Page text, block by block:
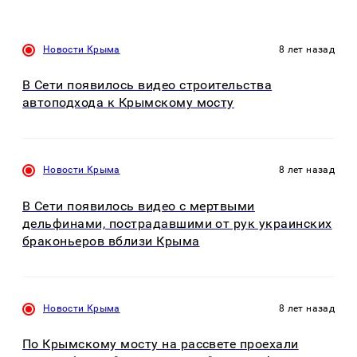
Новости Крыма 8 лет назад
В Сети появилось видео строительства
автоподхода к Крымскому мосту
Новости Крыма 8 лет назад
В Сети появилось видео с мертвыми
дельфинами, пострадавшими от рук украинских
браконьеров вблизи Крыма
Новости Крыма 8 лет назад
По Крымскому мосту на рассвете проехали